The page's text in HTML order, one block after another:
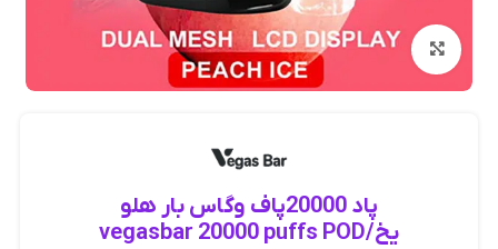
بزرگنمایی تصویر
پاد 20000پاف وگاس بار هلو
یخ/vegasbar 20000 puffs POD